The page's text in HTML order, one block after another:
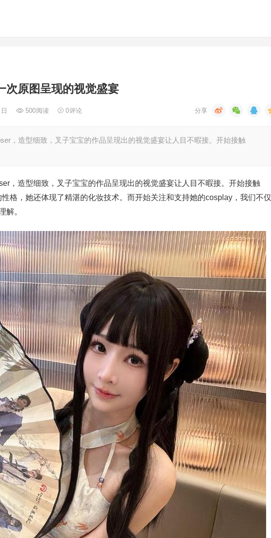
次原图呈现的视觉盛宴
500阅读 0评论
，造型细致，叉子宝宝的作品呈现出的视觉盛宴让人目不暇接。开始接触
，造型细致，叉子宝宝的作品呈现出的视觉盛宴让人目不暇接。开始接触
格，她还体现了精湛的化妆技术。而开始关注和支持她的cosplay，我们不仅
解。